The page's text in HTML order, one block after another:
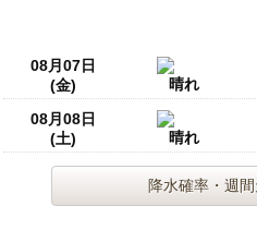
08月07日
(金)
晴れ
08月08日
(土)
晴れ
降水確率・週